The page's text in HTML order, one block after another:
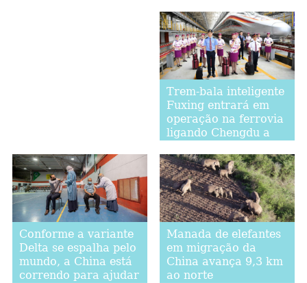
Trem-bala inteligente
Fuxing entrará em
operação na ferrovia
ligando Chengdu a
Conforme a variante
Delta se espalha pelo
mundo, a China está
correndo para ajudar
Manada de elefantes
em migração da
China avança 9,3 km
ao norte